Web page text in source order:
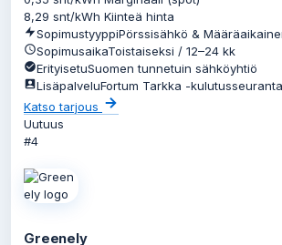
8,29 snt/kWh Kiinteä hinta
SopimustyyppiPörssisähkö &
SopimusaikaToistaiseksi / 12–24 kk
ErityisetuSuomen tunnetuin sähköyhtiö
LisäpalveluFortum Tarkka -kulutusseuranta
Katso tarjous
Uutuus
#4
Greenely